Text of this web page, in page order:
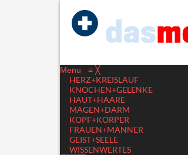
Menu ≡ ╳
HERZ+KREISLAUF
KNOCHEN+GELENKE
HAUT+HAARE
MAGEN+DARM
KOPF+KÖRPER
FRAUEN+MÄNNER
GEIST+SEELE
WISSENWERTES